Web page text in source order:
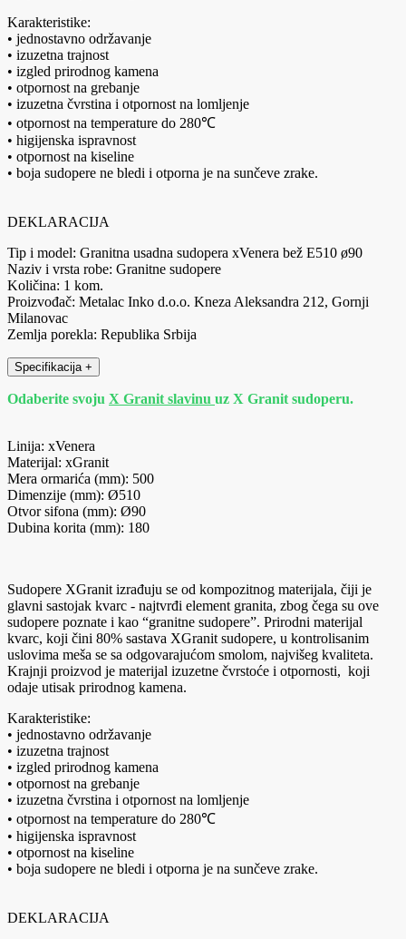
Karakteristike:
• jednostavno održavanje
• izuzetna trajnost
• izgled prirodnog kamena
• otpornost na grebanje
• izuzetna čvrstina i otpornost na lomljenje
• otpornost na temperature do 280℃
• higijenska ispravnost
• otpornost na kiseline
• boja sudopere ne bledi i otporna je na sunčeve zrake.
DEKLARACIJA
Tip i model: Granitna usadna sudopera xVenera bež E510 ø90
Naziv i vrsta robe: Granitne sudopere
Količina: 1 kom.
Proizvođač: Metalac Inko d.o.o. Kneza Aleksandra 212, Gornji
Milanovac
Zemlja porekla: Republika Srbija
Specifikacija +
Odaberite svoju X Granit slavinu uz X Granit sudoperu.
Linija: xVenera
Materijal: xGranit
Mera ormarića (mm): 500
Dimenzije (mm): Ø510
Otvor sifona (mm): Ø90
Dubina korita (mm): 180
Sudopere XGranit izrađuju se od kompozitnog materijala, čiji je
glavni sastojak kvarc - najtvrđi element granita, zbog čega su ove
sudopere poznate i kao “granitne sudopere”. Prirodni materijal
kvarc, koji čini 80% sastava XGranit sudopere, u kontrolisanim
uslovima meša se sa odgovarajućom smolom, najvišeg kvaliteta.
Krajnji proizvod je materijal izuzetne čvrstoće i otpornosti, koji
odaje utisak prirodnog kamena.
Karakteristike:
• jednostavno održavanje
• izuzetna trajnost
• izgled prirodnog kamena
• otpornost na grebanje
• izuzetna čvrstina i otpornost na lomljenje
• otpornost na temperature do 280℃
• higijenska ispravnost
• otpornost na kiseline
• boja sudopere ne bledi i otporna je na sunčeve zrake.
DEKLARACIJA